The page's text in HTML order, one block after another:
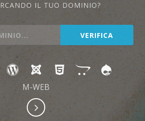
IL TUO DOMINIO?
M-WEB